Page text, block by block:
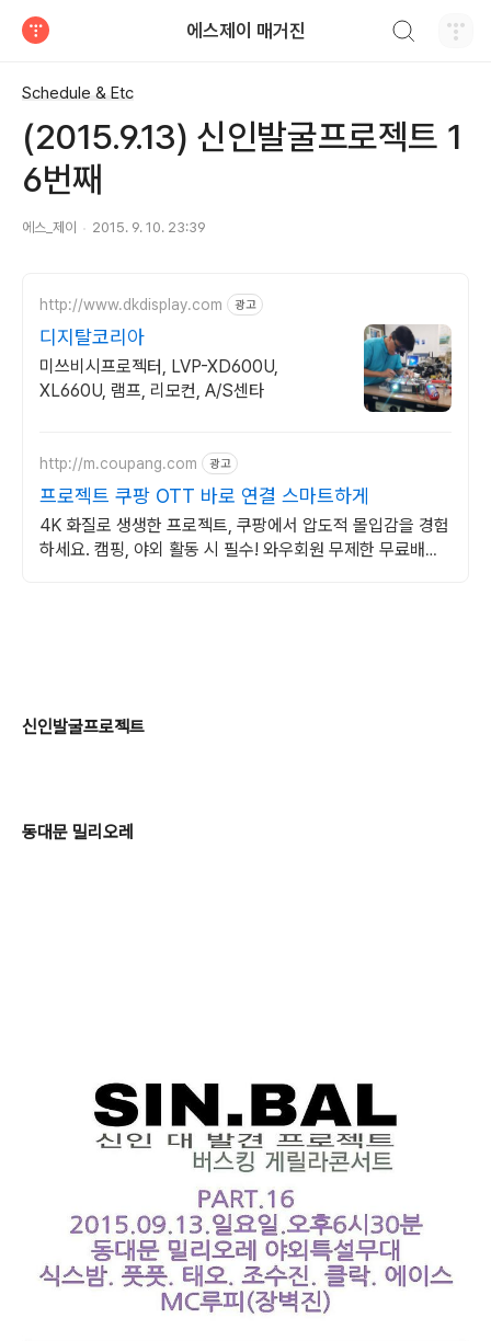
에스제이 매거진
Schedule & Etc
(2015.9.13) 신인발굴프로젝트 1
6번째
에스_제이 2015. 9. 10. 23:39
http://www.dkdisplay.com 광고
디지탈코리아
미쓰비시프로젝터, LVP-XD600U,
XL660U, 램프, 리모컨, A/S센타
http://m.coupang.com 광고
프로젝트 쿠팡 OTT 바로 연결 스마트하게
4K 화질로 생생한 프로젝트, 쿠팡에서 압도적 몰입감을 경험
하세요. 캠핑, 야외 활동 시 필수! 와우회원 무제한 무료배송
신인발굴프로젝트
동대문 밀리오레